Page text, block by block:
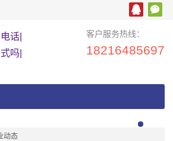
客户服务热线：
18216485697
动态